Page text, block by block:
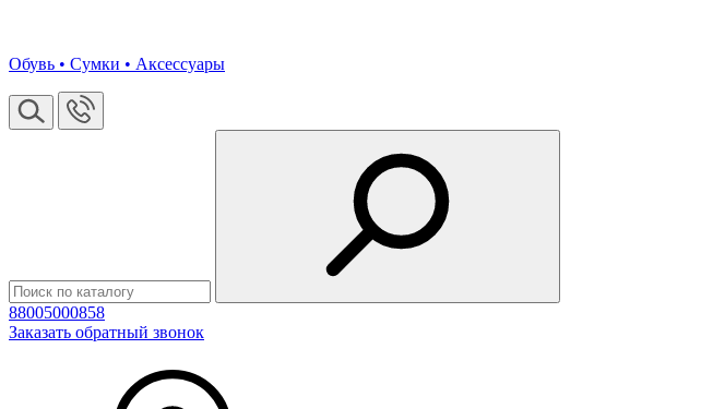
Обувь • Сумки • Аксессуары
88005000858
Заказать обратный звонок